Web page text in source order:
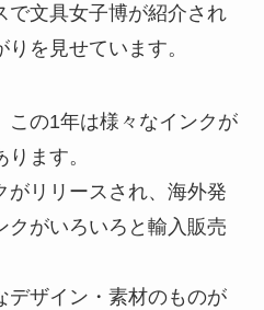
で文具女子博が紹介され
を見せています。
この1年は様々なインクが
ます。
がリリースされ、海外発
クがいろいろと輸入販売
デザイン・素材のものが